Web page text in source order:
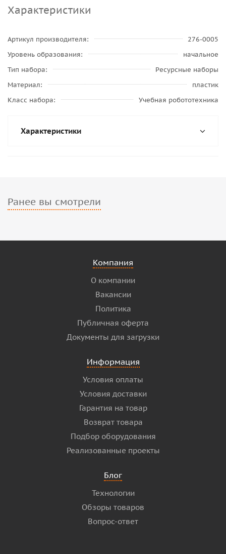
Характеристики
Артикул производителя
276-0005
Уровень образования
начальное
Тип набора
Ресурсные наборы
Материал
пластик
Класс набора
Учебная робототехника
Характеристики
Ранее вы смотрели
Компания
О компании
Вакансии
Политика
Публичная оферта
Документы для загрузки
Информация
Условия оплаты
Условия доставки
Гарантия на товар
Возврат товара
Подбор оборудования
Реализованные проекты
Блог
Технологии
Обзоры товаров
Вопрос-ответ